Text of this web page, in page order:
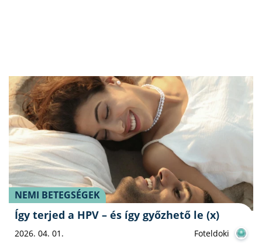
NEMI BETEGSÉGEK
Így terjed a HPV – és így győzhető le (x)
2026. 04. 01. Foteldoki